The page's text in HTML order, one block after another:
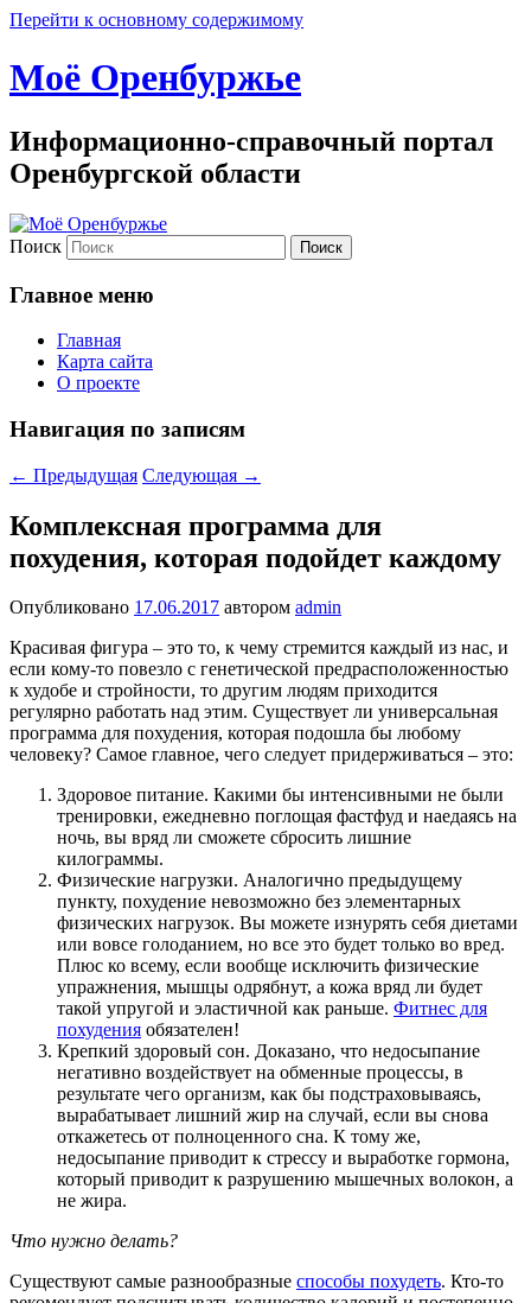
Перейти к основному содержимому
Моё Оренбуржье
Информационно-справочный портал
Оренбургской области
Поиск
Главное меню
Главная
Карта сайта
О проекте
Навигация по записям
← Предыдущая Следующая →
Комплексная программа для
похудения, которая подойдет каждому
Опубликовано 17.06.2017 автором admin
Красивая фигура – это то, к чему стремится каждый из нас, и
если кому-то повезло с генетической предрасположенностью
к худобе и стройности, то другим людям приходится
регулярно работать над этим. Существует ли универсальная
программа для похудения, которая подошла бы любому
человеку? Самое главное, чего следует придерживаться – это:
Здоровое питание. Какими бы интенсивными не были
тренировки, ежедневно поглощая фастфуд и наедаясь на
ночь, вы вряд ли сможете сбросить лишние
килограммы.
Физические нагрузки. Аналогично предыдущему
пункту, похудение невозможно без элементарных
физических нагрузок. Вы можете изнурять себя диетами
или вовсе голоданием, но все это будет только во вред.
Плюс ко всему, если вообще исключить физические
упражнения, мышцы одрябнут, а кожа вряд ли будет
такой упругой и эластичной как раньше. Фитнес для
похудения обязателен!
Крепкий здоровый сон. Доказано, что недосыпание
негативно воздействует на обменные процессы, в
результате чего организм, как бы подстраховываясь,
вырабатывает лишний жир на случай, если вы снова
откажетесь от полноценного сна. К тому же,
недосыпание приводит к стрессу и выработке гормона,
который приводит к разрушению мышечных волокон, а
не жира.
Что нужно делать?
Существуют самые разнообразные способы похудеть. Кто-то